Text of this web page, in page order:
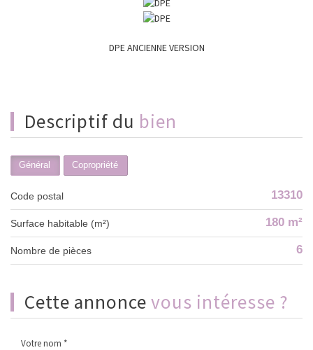
DPE ANCIENNE VERSION
descriptif du bien
Général Copropriété
Code postal 13310
Surface habitable (m²) 180 m²
Nombre de pièces 6
cette annonce vous intéresse ?
Votre nom *